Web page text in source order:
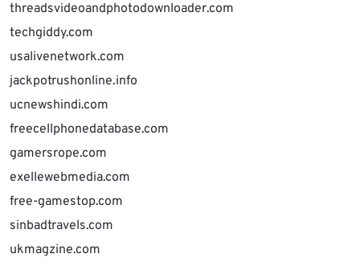
threadsvideoandphotodownloader.com
techgiddy.com
usalivenetwork.com
jackpotrushonline.info
ucnewshindi.com
freecellphonedatabase.com
gamersrope.com
exellewebmedia.com
free-gamestop.com
sinbadtravels.com
ukmagzine.com